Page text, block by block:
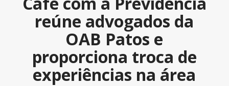
reúne advogados da
OAB Patos e
proporciona troca de
experiências na área